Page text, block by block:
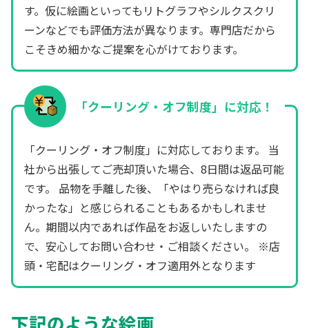
す。仮に絵画といってもリトグラフやシルクスクリ
ーンなどでも評価方法が異なります。専門店だから
こそきめ細かなご提案を心がけております。
「クーリング・オフ制度」に対応！
「クーリング・オフ制度」に対応しております。 当
社から出張してご売却頂いた場合、8日間は返品可能
です。 品物を手離した後、「やはり売らなければ良
かったな」と感じられることもあるかもしれませ
ん。期間以内であれば作品をお返しいたしますの
で、安心してお問い合わせ・ご相談ください。 ※店
頭・宅配はクーリング・オフ適用外となります
下記のような絵画